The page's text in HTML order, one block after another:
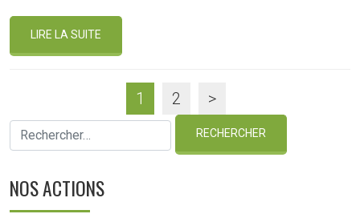
LIRE LA SUITE
1 2 >
NOS ACTIONS